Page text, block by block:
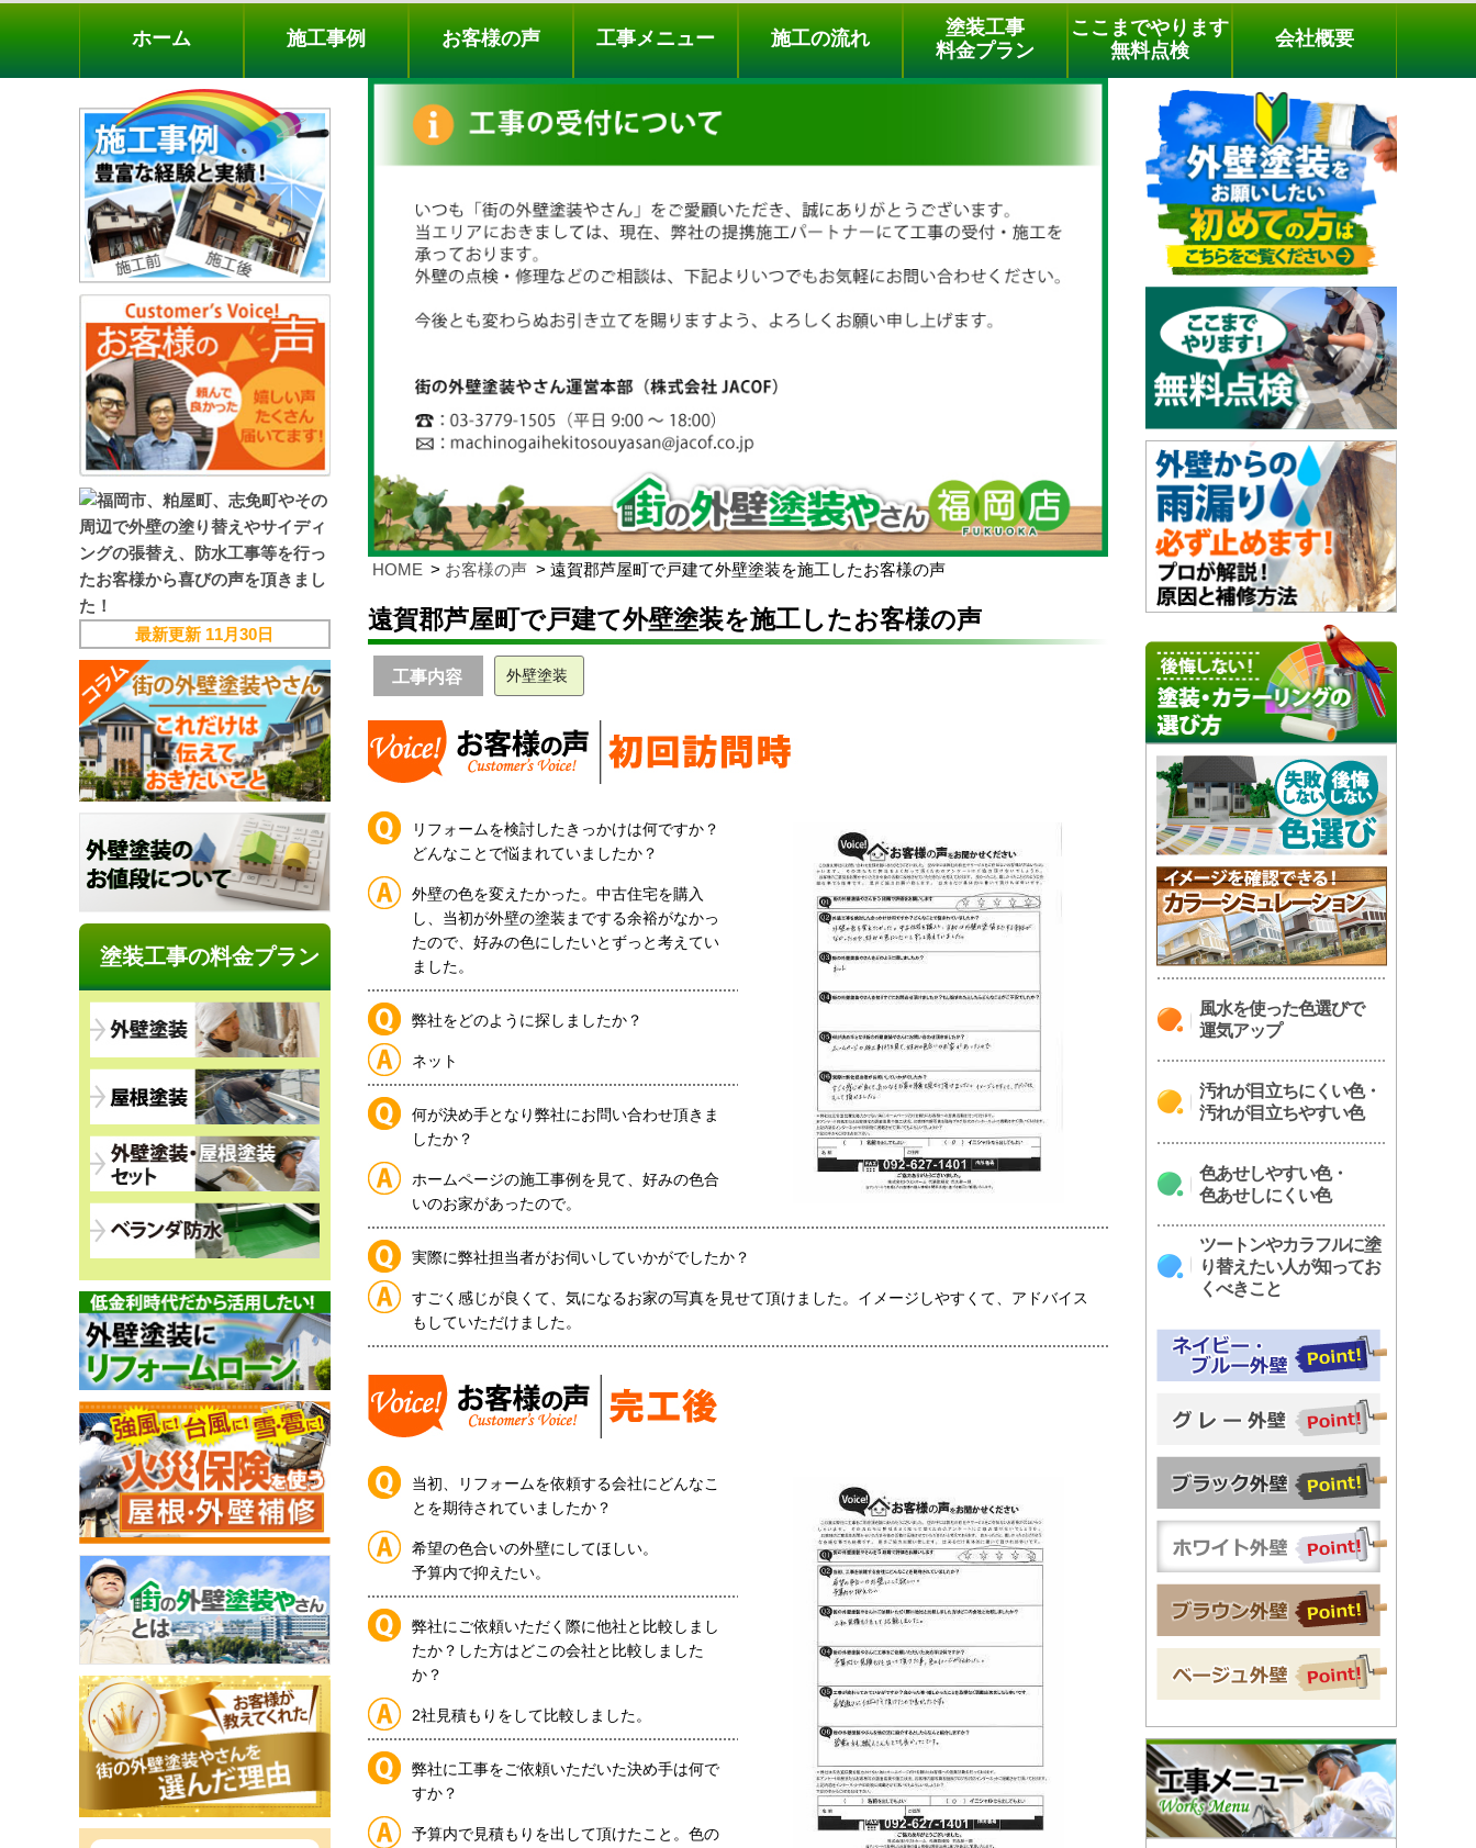
料金プラン 無料点検
電話でのご相談
[9時～18時まで受付中]
phone03-3779-1505
ホーム 施工事例 お客様の声 工事メニュー 施工の流れ
塗装工事
料金プラン
ここまでやります
無料点検
会社概要
HOME お客様の声 遠賀郡芦屋町で戸建て外壁塗装を施工したお客様の声
遠賀郡芦屋町で戸建て外壁塗装を施工したお客様の声
工事内容 外壁塗装
リフォームを検討したきっかけは何ですか？
どんなことで悩まれていましたか？
外壁の色を変えたかった。中古住宅を購入
し、当初が外壁の塗装までする余裕がなかっ
たので、好みの色にしたいとずっと考えてい
ました。
弊社をどのように探しましたか？
ネット
何が決め手となり弊社にお問い合わせ頂きま
したか？
ホームページの施工事例を見て、好みの色合
いのお家があったので。
実際に弊社担当者がお伺いしていかがでしたか？
すごく感じが良くて、気になるお家の写真を見せて頂けました。イメージしやすくて、アドバイス
もしていただけました。
当初、リフォームを依頼する会社にどんなこ
とを期待されていましたか？
希望の色合いの外壁にしてほしい。
予算内で抑えたい。
弊社にご依頼いただく際に他社と比較しまし
たか？した方はどこの会社と比較しました
か？
2社見積もりをして比較しました。
弊社に工事をご依頼いただいた決め手は何で
すか？
予算内で見積もりを出して頂けたこと。色の
風水を使った色選びで
運気アップ
汚れが目立ちにくい色・
汚れが目立ちやすい色
色あせしやすい色・
色あせしにくい色
ツートンやカラフルに塗
り替えたい人が知ってお
くべきこと
最新更新 11月30日
塗装工事の料金プラン